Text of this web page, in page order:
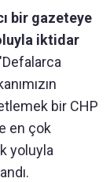
bir gazeteye
iktidar
bir CHP
en çok
yoluyla